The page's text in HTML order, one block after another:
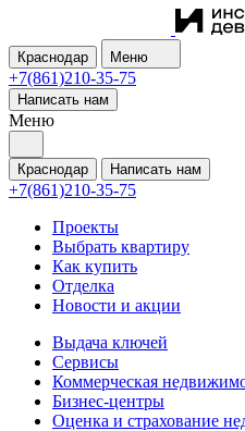
Краснодар Меню
+7(861)210-35-75
Написать нам
Меню
Краснодар Написать нам
+7(861)210-35-75
Проекты
Выбрать квартиру
Как купить
Отделка
Новости и акции
Выдача ключей
Сервисы
Коммерческая
Бизнес-центры
Оценка и страхование